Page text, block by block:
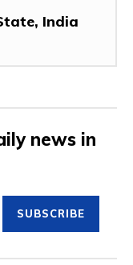
State, India
news in
SUBSCRIBE